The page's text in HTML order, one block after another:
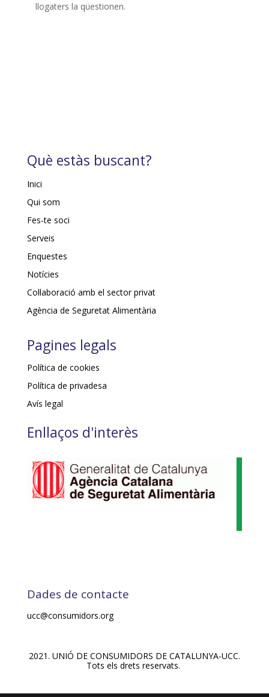
llogaters la qüestionen.
Què estàs buscant?
Inici
Qui som
Fes-te soci
Serveis
Enquestes
Notícies
Col·laboració amb el sector privat
Agència de Seguretat Alimentària
Pagines legals
Política de cookies
Política de privadesa
Avís legal
Enllaços d'interès
Dades de contacte
ucc@consumidors.org
2021. UNIÓ DE CONSUMIDORS DE CATALUNYA-UCC.
Tots els drets reservats.